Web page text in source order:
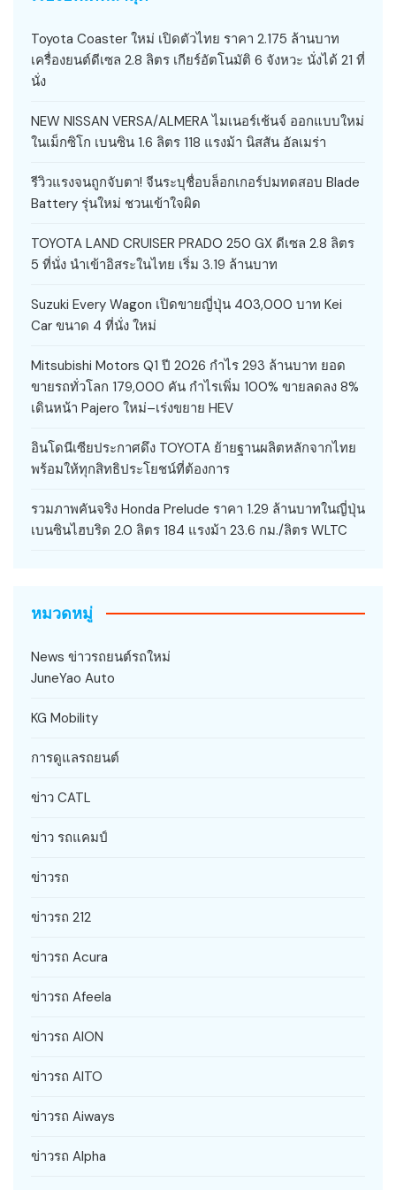
Toyota Coaster ใหม่ เปิดตัวไทย ราคา 2.175 ล้านบาท
เครื่องยนต์ดีเซล 2.8 ลิตร เกียร์อัตโนมัติ 6 จังหวะ นั่งได้ 21 ที่
นั่ง
NEW NISSAN VERSA/ALMERA ไมเนอร์เช้นจ์ ออกแบบใหม่
ในเม็กซิโก เบนซิน 1.6 ลิตร 118 แรงม้า นิสสัน อัลเมร่า
รีวิวแรงจนถูกจับตา! จีนระบุชื่อบล็อกเกอร์ปมทดสอบ Blade
Battery รุ่นใหม่ ชวนเข้าใจผิด
TOYOTA LAND CRUISER PRADO 250 GX ดีเซล 2.8 ลิตร
5 ที่นั่ง นำเข้าอิสระในไทย เริ่ม 3.19 ล้านบาท
Suzuki Every Wagon เปิดขายญี่ปุ่น 403,000 บาท Kei
Car ขนาด 4 ที่นั่ง ใหม่
Mitsubishi Motors Q1 ปี 2026 กำไร 293 ล้านบาท ยอด
ขายรถทั่วโลก 179,000 คัน กำไรเพิ่ม 100% ขายลดลง 8%
เดินหน้า Pajero ใหม่–เร่งขยาย HEV
อินโดนีเซียประกาศดึง TOYOTA ย้ายฐานผลิตหลักจากไทย
พร้อมให้ทุกสิทธิประโยชน์ที่ต้องการ
รวมภาพคันจริง Honda Prelude ราคา 1.29 ล้านบาทในญี่ปุ่น
เบนซินไฮบริด 2.0 ลิตร 184 แรงม้า 23.6 กม./ลิตร WLTC
หมวดหมู่
News ข่าวรถยนต์รถใหม่
JuneYao Auto
KG Mobility
การดูแลรถยนต์
ข่าว CATL
ข่าว รถแคมป์
ข่าวรถ
ข่าวรถ 212
ข่าวรถ Acura
ข่าวรถ Afeela
ข่าวรถ AION
ข่าวรถ AITO
ข่าวรถ Aiways
ข่าวรถ Alpha